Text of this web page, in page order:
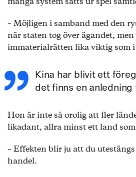
– Möjligen i samband med den
när staten tog över ägandet,
immaterialrätten lika viktig som i
Kina har blivit ett
det finns en anledning
Hon är inte så orolig att fler
likadant, allra minst ett land
– Effekten blir ju att du
handel.